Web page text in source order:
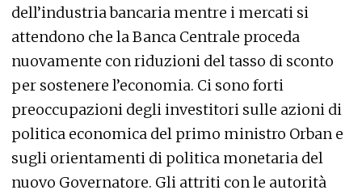
dell’industria bancaria mentre i mercati si
attendono che la Banca Centrale proceda
nuovamente con riduzioni del tasso di sconto
per sostenere l’economia. Ci sono forti
preoccupazioni degli investitori sulle azioni di
politica economica del primo ministro Orban e
sugli orientamenti di politica monetaria del
nuovo Governatore. Gli attriti con le autorità